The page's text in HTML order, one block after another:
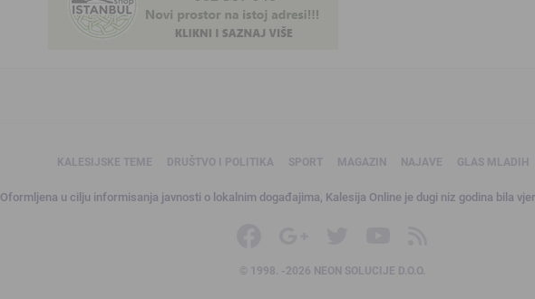
KALESIJSKE TEME DRUŠTVO I POLITIKA SPORT MAGAZIN NAJAVE GLAS MLADIH
Oformljena u cilju informisanja javnosti o lokalnim događajima, Kalesija Online je dugi niz godina bila
© 1998. -2026 NEON SOLUCIJE D.O.O.